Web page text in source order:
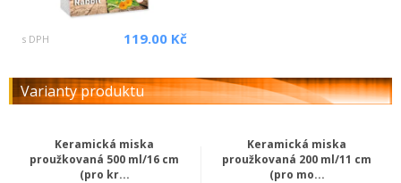
s DPH 119.00 Kč
Varianty produktu
Keramická miska
proužkovaná 500 ml/16 cm
(pro kr...
Keramická miska
proužkovaná 200 ml/11 cm
(pro mo...